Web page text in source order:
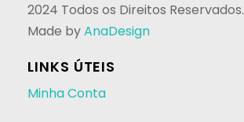
2024 Todos os Direitos Reservados.
Made byAnaDesign
LINKS ÚTEIS
Minha Conta